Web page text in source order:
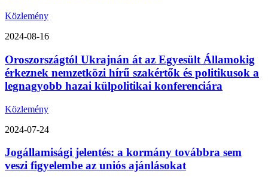
Közlemény
2024-08-16
Oroszországtól Ukrajnán át az Egyesült Államokig
érkeznek nemzetközi hírű szakértők és politikusok a
legnagyobb hazai külpolitikai konferenciára
Közlemény
2024-07-24
Jogállamisági jelentés: a kormány továbbra sem
veszi figyelembe az uniós ajánlásokat